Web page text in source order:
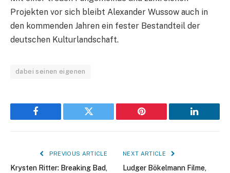
Projekten vor sich bleibt Alexander Wussow auch in
den kommenden Jahren ein fester Bestandteil der
deutschen Kulturlandschaft.
dabei seinen eigenen
Facebook Twitter Pinterest LinkedIn
PREVIOUS ARTICLE
Krysten Ritter: Breaking Bad,
NEXT ARTICLE
Ludger Bökelmann Filme,